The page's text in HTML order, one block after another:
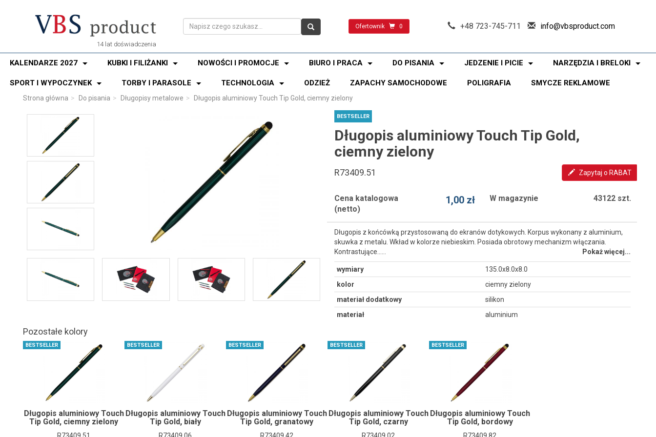
14 lat doświadczenia
Ofertownik 0 +48 723-745-711 info@vbsproduct.com
KALENDARZE 2027 KUBKI I FILIŻANKI NOWOŚCI I PROMOCJE BIURO I PRACA DO PISANIA JEDZENIE I PICIE NARZĘDZIA I BRELOKI
SPORT I WYPOCZYNEK TORBY I PARASOLE TECHNOLOGIA ODZIEŻ ZAPACHY SAMOCHODOWE POLIGRAFIA SMYCZE REKLAMOWE
Strona główna Do pisania Długopisy metalowe Długopis aluminiowy Touch Tip Gold, ciemny zielony
BESTSELLER
Długopis aluminiowy Touch Tip Gold,
ciemny zielony
R73409.51 Zapytaj o RABAT
Cena katalogowa
(netto)
1,00 zł W magazynie 43122 szt.
Długopis z końcówką przystosowaną do ekranów dotykowych. Korpus wykonany z aluminium,
skuwka z metalu. Wkład w kolorze niebieskim. Posiada obrotowy mechanizm włączania.
Kontrastujące...…
Pokaż więcej...
wymiary
135.0x8.0x8.0
kolor
ciemny zielony
materiał dodatkowy
silikon
materiał
aluminium
Pozostałe kolory
BESTSELLER
Długopis aluminiowy Touch
Tip Gold, ciemny zielony
BESTSELLER
Długopis aluminiowy Touch
Tip Gold, biały
BESTSELLER
Długopis aluminiowy Touch
Tip Gold, granatowy
BESTSELLER
Długopis aluminiowy Touch
Tip Gold, czarny
BESTSELLER
Długopis aluminiowy Touch
Tip Gold, bordowy